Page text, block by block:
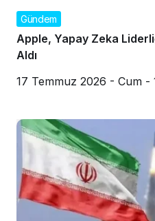
Gündem
Apple, Yapay Zeka
Aldı
17 Temmuz 2026 - Cum -